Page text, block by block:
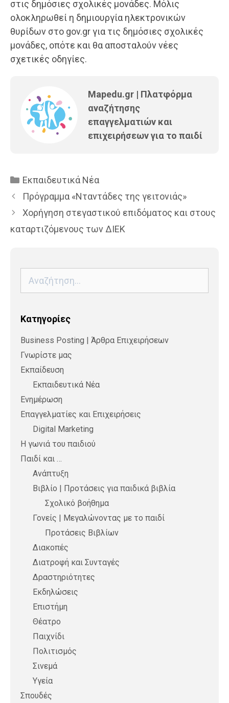
στις δημόσιες σχολικές μονάδες. Μόλις
ολοκληρωθεί η δημιουργία ηλεκτρονικών
θυρίδων στο gov.gr για τις δημόσιες σχολικές
μονάδες, οπότε και θα αποσταλούν νέες
σχετικές οδηγίες.
Mapedu.gr | Πλατφόρμα
αναζήτησης
επαγγελματιών και
επιχειρήσεων για το παιδί
Κατηγορίες
Εκπαιδευτικά Νέα
Πρόγραμμα «Νταντάδες της γειτονιάς»
Χορήγηση στεγαστικού επιδόματος και στους
καταρτιζόμενους των ΔΙΕΚ
για:
Kατηγορίες
Business Posting | Άρθρα Επιχειρήσεων
Γνωρίστε μας
Εκπαίδευση
Εκπαιδευτικά Νέα
Ενημέρωση
Επαγγελματίες και Επιχειρήσεις
Digital Marketing
Η γωνιά του παιδιού
Παιδί και …
Ανάπτυξη
Βιβλίο | Προτάσεις για παιδικά βιβλία
Σχολικό βοήθημα
Γονείς | Μεγαλώνοντας με το παιδί
Προτάσεις Βιβλίων
Διακοπές
Διατροφή και Συνταγές
Δραστηριότητες
Εκδηλώσεις
Επιστήμη
Θέατρο
Παιχνίδι
Πολιτισμός
Σινεμά
Υγεία
Σπουδές